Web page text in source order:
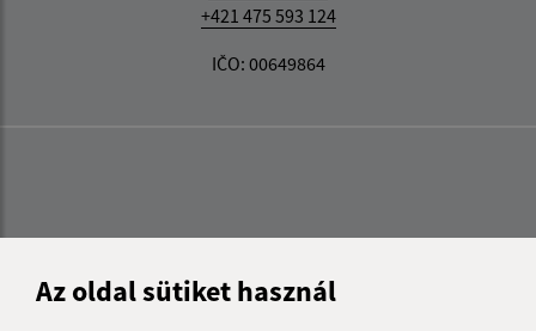
Az oldal sütiket használ
+421 475 593 124
IČO: 00649864